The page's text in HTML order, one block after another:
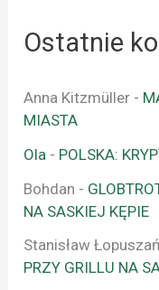
Ostatnie
Anna Kitzmüller -
MIASTA
Ola - POLSKA:
Bohdan -
NA SASKIEJ KĘPIE
Stanisław
PRZY GRILLU NA